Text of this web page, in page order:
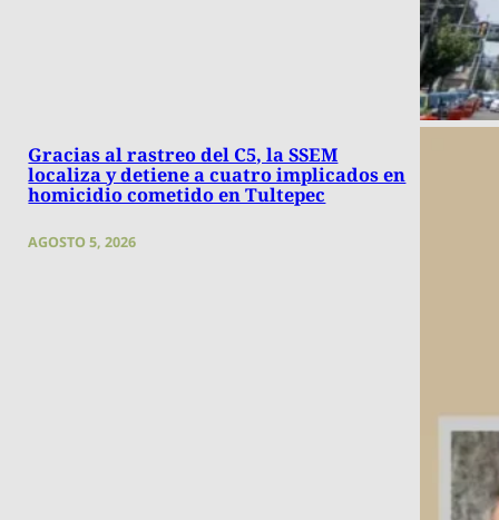
Gracias al rastreo del C5, la SSEM
localiza y detiene a cuatro implicados en
homicidio cometido en Tultepec
AGOSTO 5, 2026